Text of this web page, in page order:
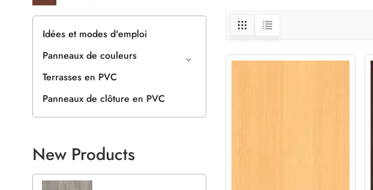
Idées et modes d'emploi
Panneaux de couleurs
Terrasses en PVC
Panneaux de clôture en PVC
New Products